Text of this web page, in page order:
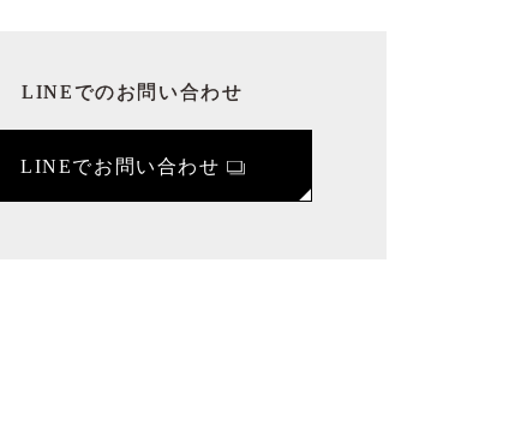
LINEでのお問い合わせ
LINEでお問い合わせ